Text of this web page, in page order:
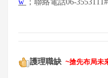
w ；聯絡電話06-
護理職缺 ~搶先布局未